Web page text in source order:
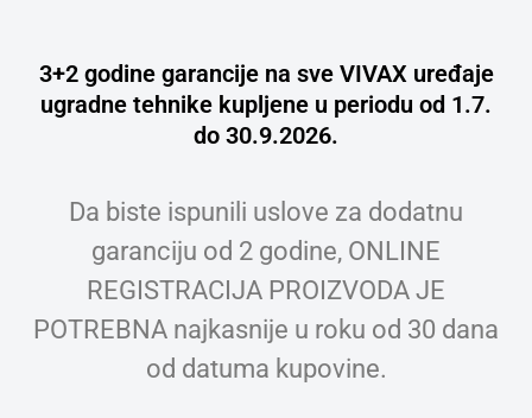
3+2 godine garancije na sve VIVAX uređaje
ugradne tehnike kupljene u periodu od 1.7.
do 30.9.2026.
Da biste ispunili uslove za dodatnu
garanciju od 2 godine, ONLINE
REGISTRACIJA PROIZVODA JE
POTREBNA najkasnije u roku od 30 dana
od datuma kupovine.